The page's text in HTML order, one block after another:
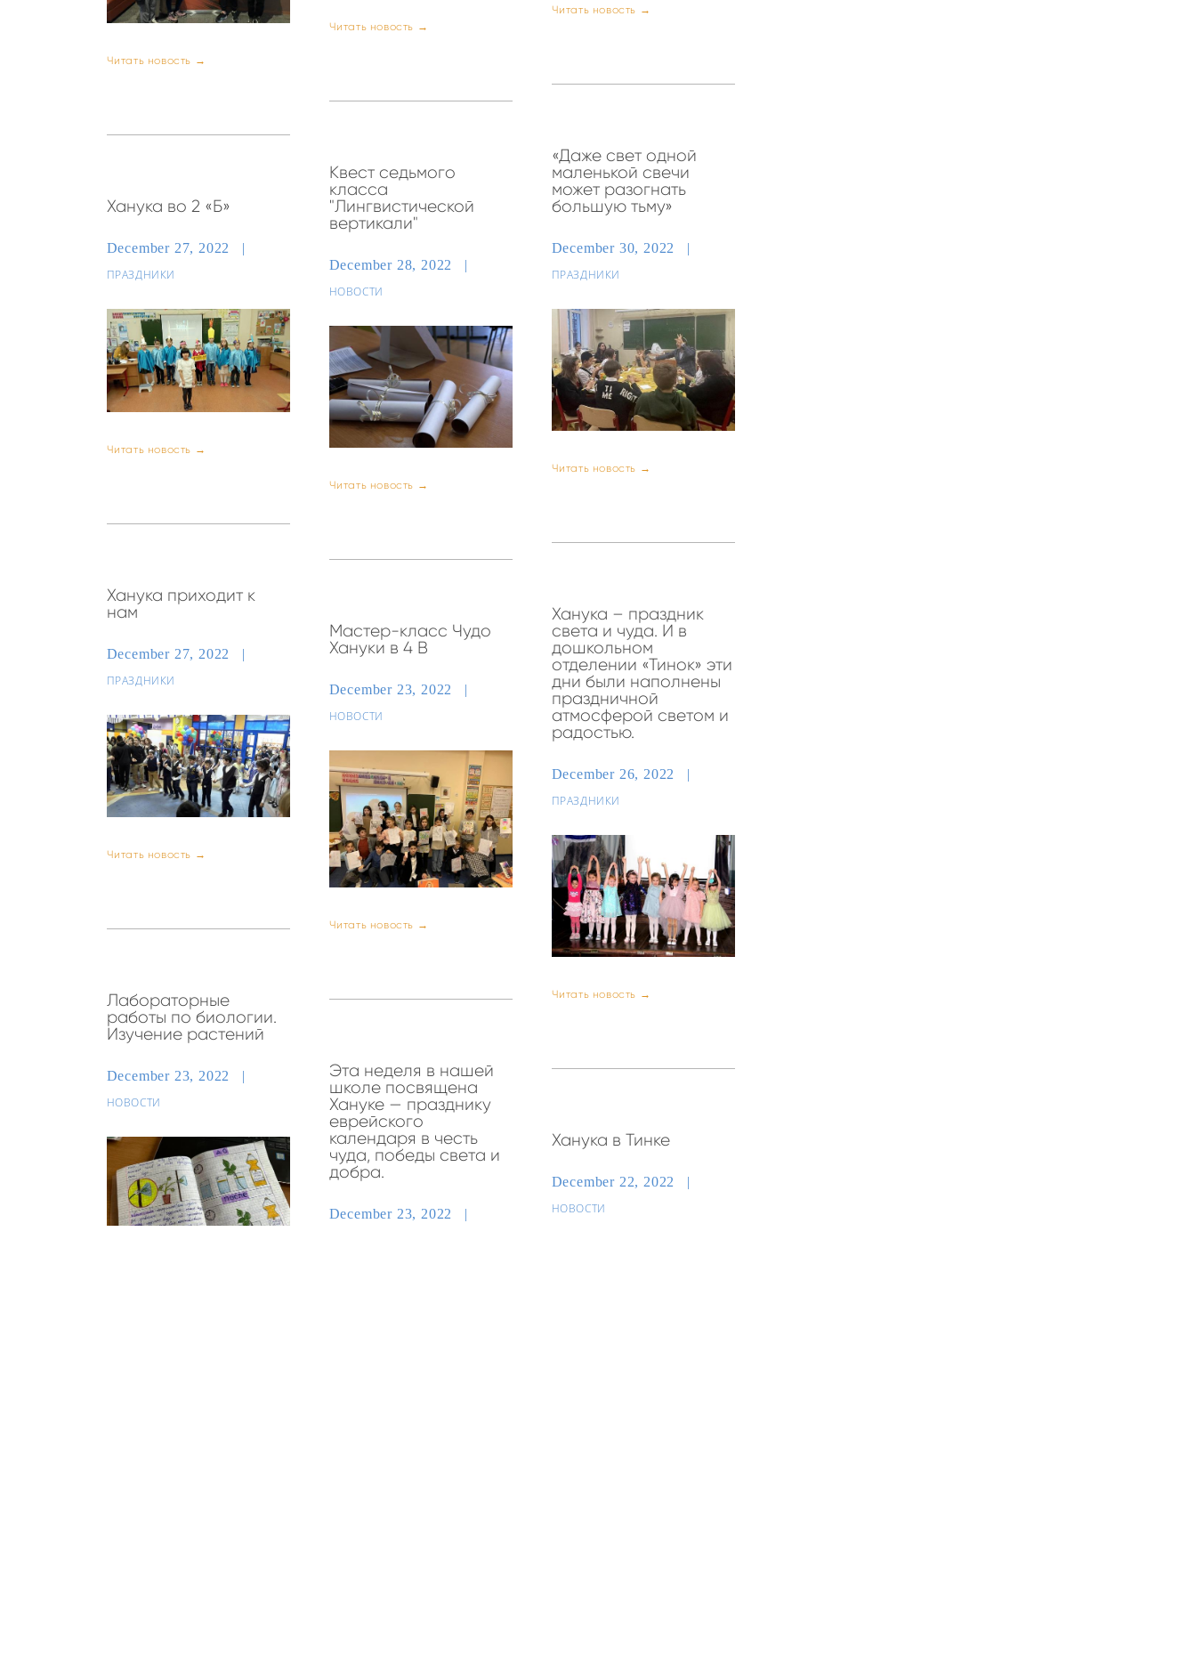
Читать новость →
Читать новость →
Читать новость →
«Даже свет одной
маленькой свечи
может разогнать
большую тьму»
December 30, 2022
ПРАЗДНИКИ
Читать новость →
Квест седьмого
класса
"Лингвистической
вертикали"
December 28, 2022
НОВОСТИ
Читать новость →
Ханука во 2 «Б»
December 27, 2022
ПРАЗДНИКИ
Читать новость →
Ханука приходит к
нам
December 27, 2022
ПРАЗДНИКИ
Читать новость →
Ханука – праздник
света и чуда. И в
дошкольном
отделении «Тинок» эти
дни были наполнены
праздничной
атмосферой светом и
радостью.
December 26, 2022
ПРАЗДНИКИ
Читать новость →
Мастер-класс Чудо
Хануки в 4 В
December 23, 2022
НОВОСТИ
Читать новость →
Лабораторные
работы по биологии.
Изучение растений
December 23, 2022
НОВОСТИ
Эта неделя в нашей
школе посвящена
Хануке — празднику
еврейского
календаря в честь
чуда, победы света и
добра.
December 23, 2022
Ханука в Тинке
December 22, 2022
НОВОСТИ